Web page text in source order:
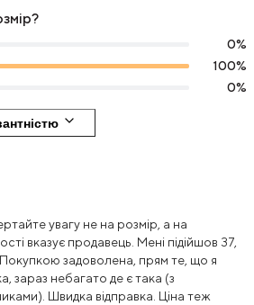
0%
100%
0%
увагу не на розмір, а на
вказує продавець. Мені підійшов 37,
задоволена, прям те, що я
зараз небагато де є така (з
Швидка відправка. Ціна теж